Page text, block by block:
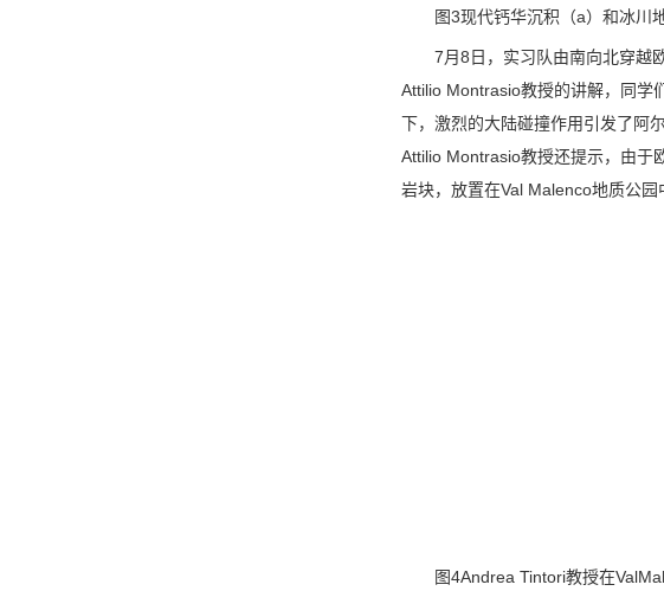
图3现代钙华沉积（a）和冰川
7月8日，实习队由南向北穿越
Attilio Montrasio教授的讲解，同学
下，激烈的大陆碰撞作用引发了阿
Attilio Montrasio教授还提示，由于
岩块，放置在Val Malenco地质公园
图4Andrea Tintori教授在